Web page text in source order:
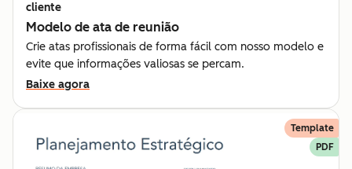
cliente
Modelo de ata de reunião
Crie atas profissionais de forma fácil com nosso modelo e
evite que informações valiosas se percam.
Baixe agora
Template
PDF